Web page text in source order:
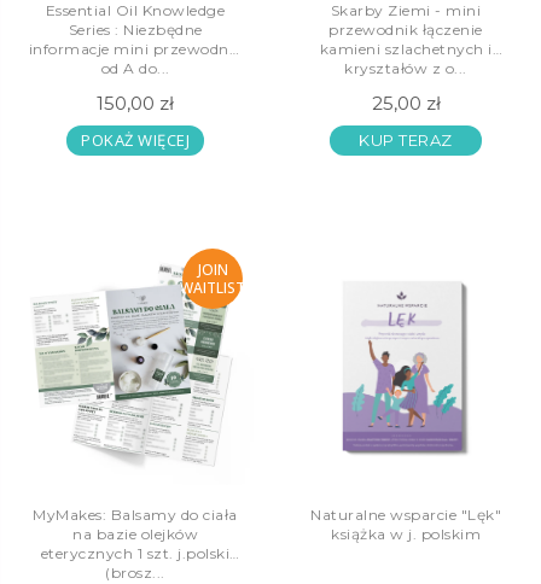
Essential Oil Knowledge
Series : Niezbędne
informacje mini przewodnik
od A do...
150,00 zł
POKAŻ WIĘCEJ
Skarby Ziemi - mini
przewodnik łączenie
kamieni szlachetnych i
kryształów z o...
25,00 zł
KUP TERAZ
JOIN
WAITLIST
MyMakes: Balsamy do ciała
na bazie olejków
eterycznych 1 szt. j.polski
(brosz...
Naturalne wsparcie "Lęk"
książka w j. polskim